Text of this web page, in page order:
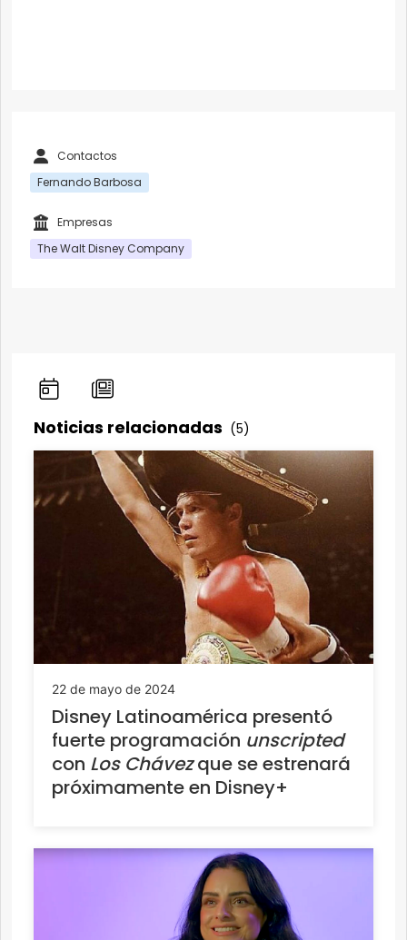
Contactos
Fernando Barbosa
Empresas
The Walt Disney Company
Noticias relacionadas (5)
22 de mayo de 2024
Disney Latinoamérica presentó
fuerte programación unscripted
con Los Chávezque se estrenará
próximamente en Disney+